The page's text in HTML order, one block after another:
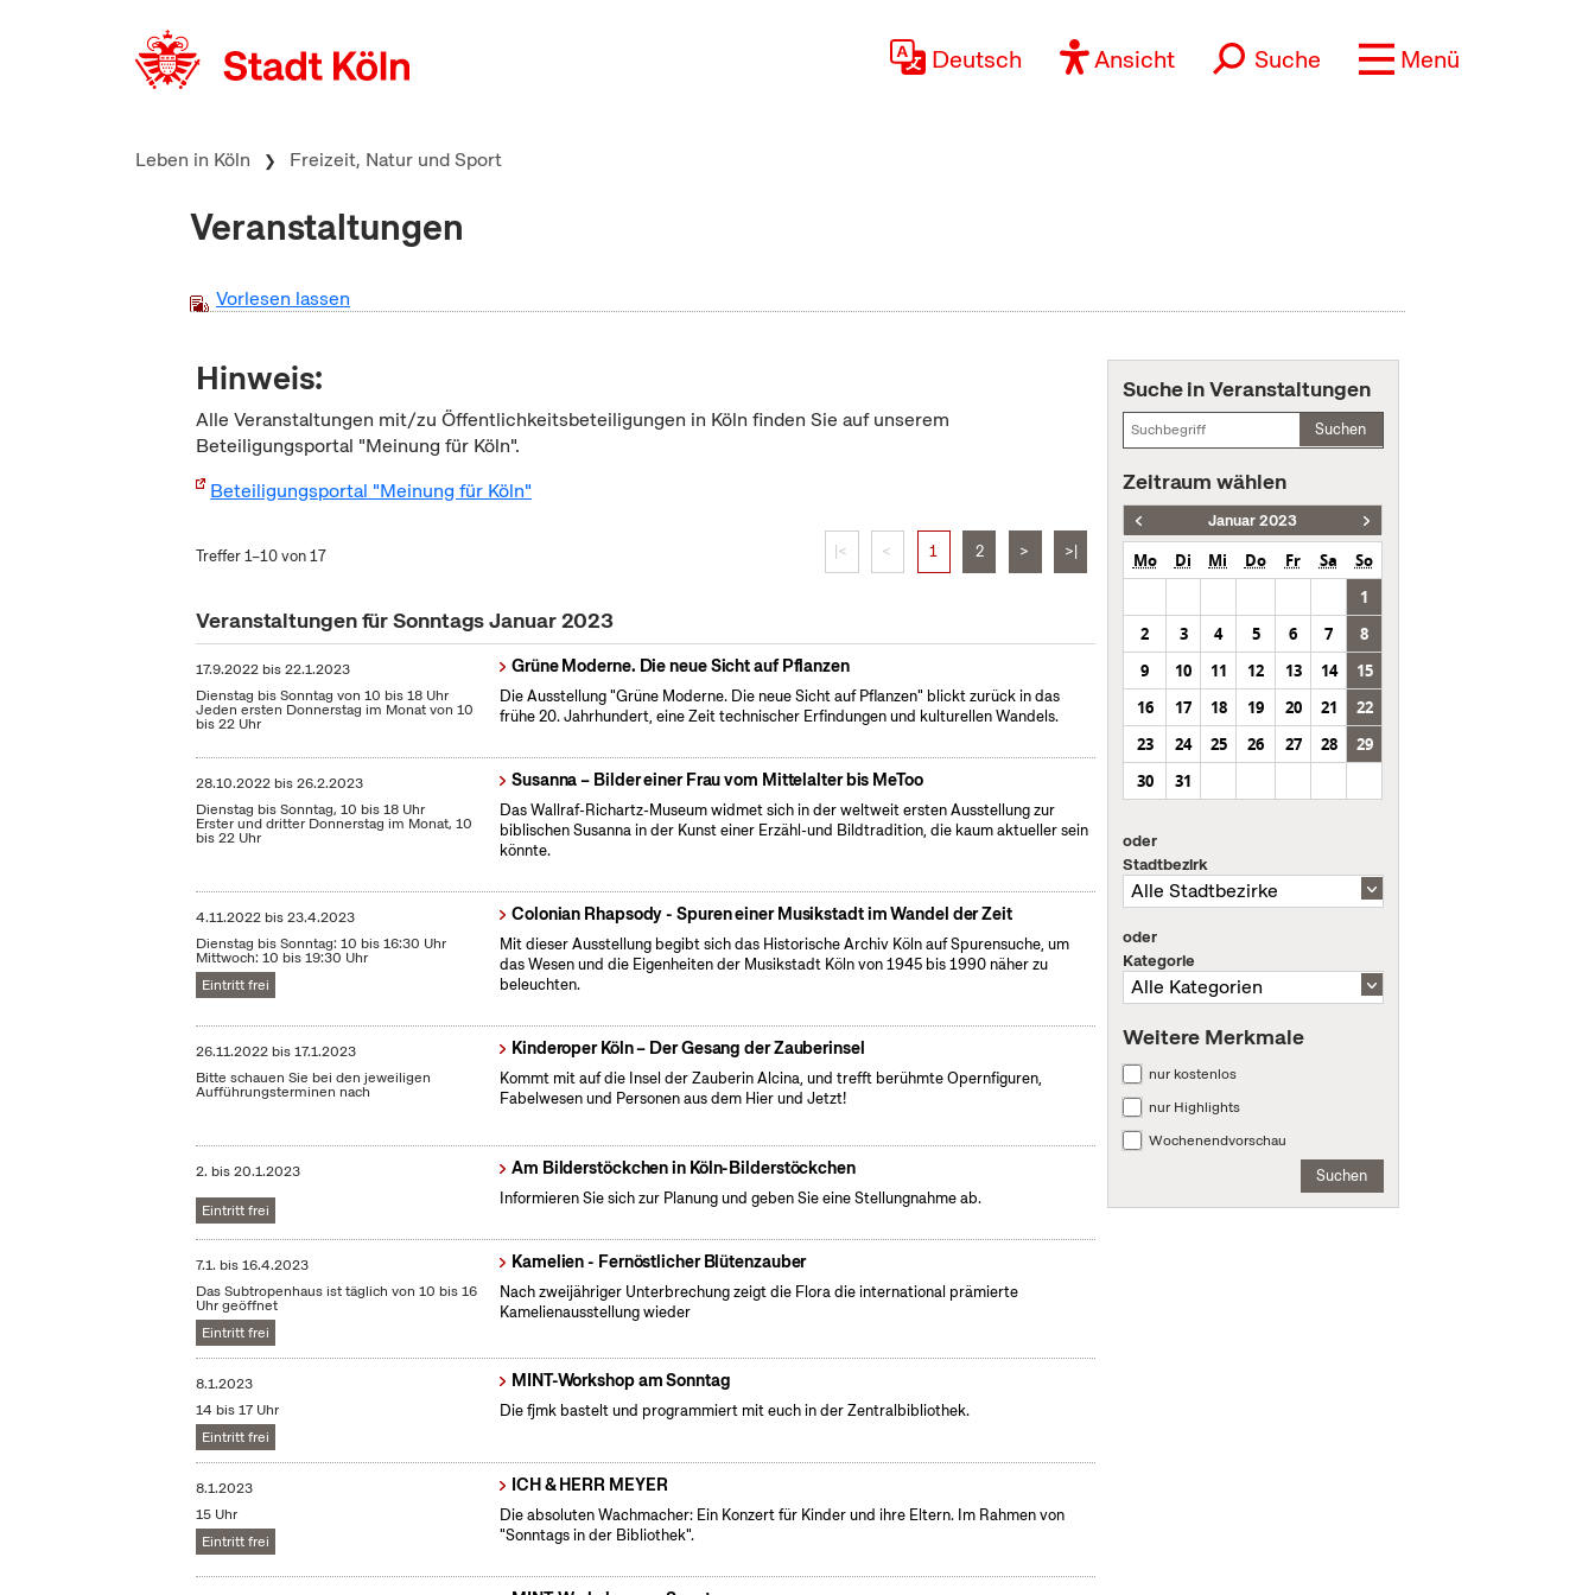
Deutsch Ansicht Suche Menü
Leben in Köln Freizeit, Natur und Sport
Veranstaltungen
Vorlesen lassen
Hinweis:
Alle Veranstaltungen mit/zu Öffentlichkeitsbeteiligungen in Köln finden Sie auf unserem
Beteiligungsportal "Meinung für Köln".
Beteiligungsportal "Meinung für Köln"
Treffer 1–10 von 17 |< < 1 2 > >|
Veranstaltungen für Sonntags Januar 2023
17.9.2022 bis22.1.2023
Dienstag bis Sonntag von 10 bis 18 Uhr
Jeden ersten Donnerstag im Monat von 10
bis 22 Uhr
Grüne Moderne. Die neue Sicht auf Pflanzen
Die Ausstellung "Grüne Moderne. Die neue Sicht auf Pflanzen" blickt zurück in das
frühe 20. Jahrhundert, eine Zeit technischer Erfindungen und kulturellen Wandels.
28.10.2022 bis26.2.2023
Dienstag bis Sonntag, 10 bis 18 Uhr
Erster und dritter Donnerstag im Monat, 10
bis 22 Uhr
Susanna – Bilder einer Frau vom Mittelalter bis MeToo
Das Wallraf-Richartz-Museum widmet sich in der weltweit ersten Ausstellung zur
biblischen Susanna in der Kunst einer Erzähl-und Bildtradition, die kaum aktueller sein
könnte.
4.11.2022 bis23.4.2023
Dienstag bis Sonntag: 10 bis 16:30 Uhr
Mittwoch: 10 bis 19:30 Uhr
Eintritt frei
Colonian Rhapsody - Spuren einer Musikstadt im Wandel der Zeit
Mit dieser Ausstellung begibt sich das Historische Archiv Köln auf Spurensuche, um
das Wesen und die Eigenheiten der Musikstadt Köln von 1945 bis 1990 näher zu
beleuchten.
26.11.2022 bis17.1.2023
Bitte schauen Sie bei den jeweiligen
Aufführungsterminen nach
Kinderoper Köln – Der Gesang der Zauberinsel
Kommt mit auf die Insel der Zauberin Alcina, und trefft berühmte Opernfiguren,
Fabelwesen und Personen aus dem Hier und Jetzt!
2. bis20.1.2023
Eintritt frei
Am Bilderstöckchen in Köln-Bilderstöckchen
Informieren Sie sich zur Planung und geben Sie eine Stellungnahme ab.
7.1. bis16.4.2023
Das Subtropenhaus ist täglich von 10 bis 16
Uhr geöffnet
Eintritt frei
Kamelien - Fernöstlicher Blütenzauber
Nach zweijähriger Unterbrechung zeigt die Flora die international prämierte
Kamelienausstellung wieder
8.1.2023
14 bis 17 Uhr
Eintritt frei
MINT-Workshop am Sonntag
Die fjmk bastelt und programmiert mit euch in der Zentralbibliothek.
8.1.2023
15 Uhr
Eintritt frei
ICH & HERR MEYER
Die absoluten Wachmacher: Ein Konzert für Kinder und ihre Eltern. Im Rahmen von
"Sonntags in der Bibliothek".
Suche in Veranstaltungen
Suchen
Zeitraum wählen
Januar 2023
Mo Di Mi Do Fr Sa
So
1
2
3 4 5 6 7
8
9
10 11 12 13 14
15
16
17 18 19 20 21
22
23
24 25 26 27 28
29
30
31
oder
Stadtbezirk
oder
Kategorie
Weitere Merkmale
nur kostenlos
nur Highlights
Wochenendvorschau
Suchen